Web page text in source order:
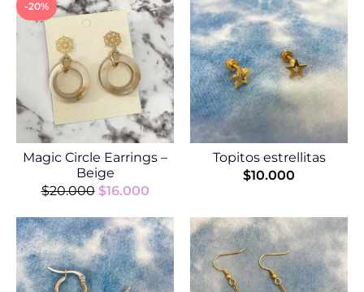
-20%
Magic Circle Earrings –
Beige
$20.000 $16.000
Topitos estrellitas
$10.000